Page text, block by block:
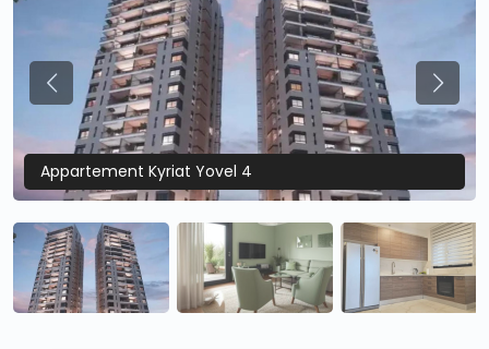
Appartement Kyriat Yovel 4
Previous